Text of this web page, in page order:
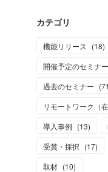
カテゴリ
機能リリース (18)
開催予定のセミナー
過去のセミナー (71
リモートワーク（
導入事例 (13)
受賞・採択 (17)
取材 (10)